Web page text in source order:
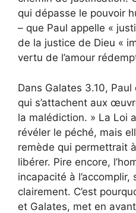
qui dépasse le pouvoir
– que Paul appelle «
de la justice de Dieu «
vertu de l’amour
Dans Galates 3.10,
qui s’attachent aux
la malédiction. » La Loi
révéler le péché, mais
remède qui permettrait à
libérer. Pire encore,
incapacité à
clairement. C’est
et Galates, met en